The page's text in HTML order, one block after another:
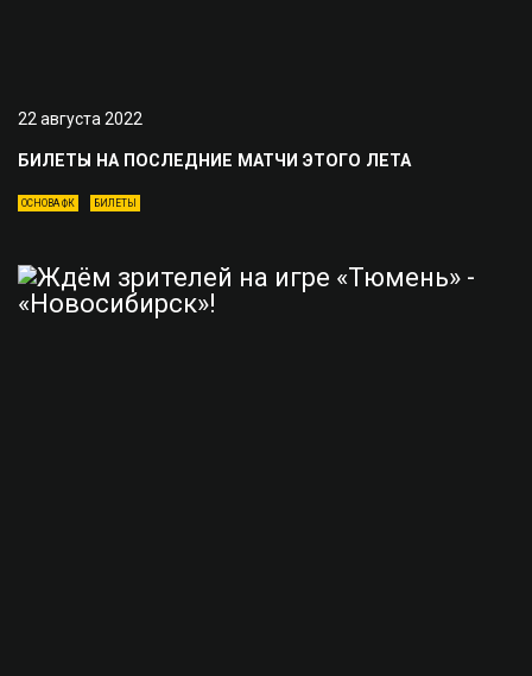
22 августа 2022
БИЛЕТЫ НА ПОСЛЕДНИЕ МАТЧИ ЭТОГО ЛЕТА
ОСНОВА ФК БИЛЕТЫ